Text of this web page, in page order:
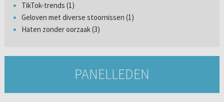
TikTok-trends (1)
Geloven met diverse stoornissen (1)
Haten zonder oorzaak (3)
PANELLEDEN